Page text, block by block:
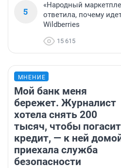
5
«Народный
ответила, почему
Wildberries
15 615
МНЕНИЕ
Мой банк меня
бережет. Журналист
хотела снять 200
тысяч, чтобы
кредит, — к ней
приехала служба
безопасности